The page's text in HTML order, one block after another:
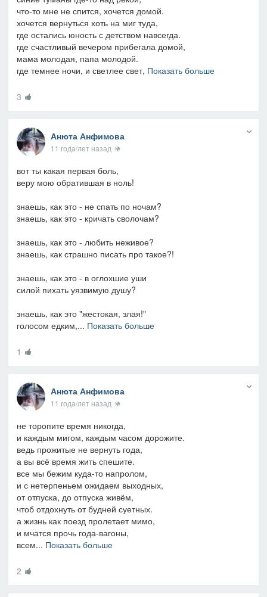
что-то мне не спится, хочется домой.
хочется вернуться хоть на миг туда,
где остались юность с детством навсегда.
где счастливый вечером прибегала домой,
мама молодая, папа молодой.
где темнее ночи, и светлее свет, Показать больше
3
Анюта Анфимова
11 года/лет назад
вот ты какая первая боль,
веру мою обратившая в ноль!
знаешь, как это - не спать по ночам?
знаешь, как это - кричать сволочам?
знаешь, как это - любить неживое?
знаешь, как страшно писать про такое?!
знаешь, как это - в оглохшие уши
силой пихать уязвимую душу?
знаешь, как это "жестокая, злая!"
голосом едким,... Показать больше
1
Анюта Анфимова
11 года/лет назад
не торопите время никогда,
и каждым мигом, каждым часом дорожите.
ведь прожитые не вернуть года,
а вы всё время жить спешите.
все мы бежим куда-то напролом,
и с нетерпеньем ожидаем выходных,
от отпуска, до отпуска живём,
чтоб отдохнуть от будней суетных.
а жизнь как поезд пролетает мимо,
и мчатся прочь года-вагоны,
всем... Показать больше
2